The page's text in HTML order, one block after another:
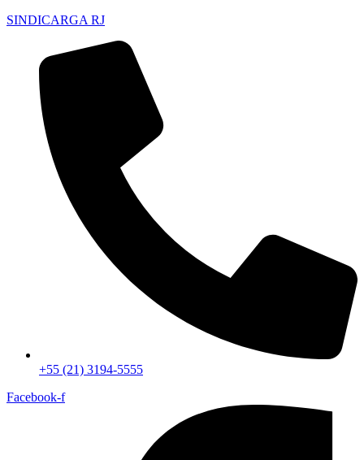
SINDICARGA RJ
+55 (21) 3194-5555
Facebook-f